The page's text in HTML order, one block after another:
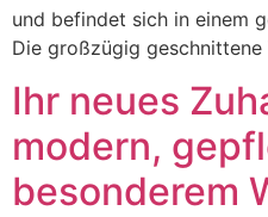
und befindet sich in einem
Die großzügig
Ihr neues
modern,
besonderem